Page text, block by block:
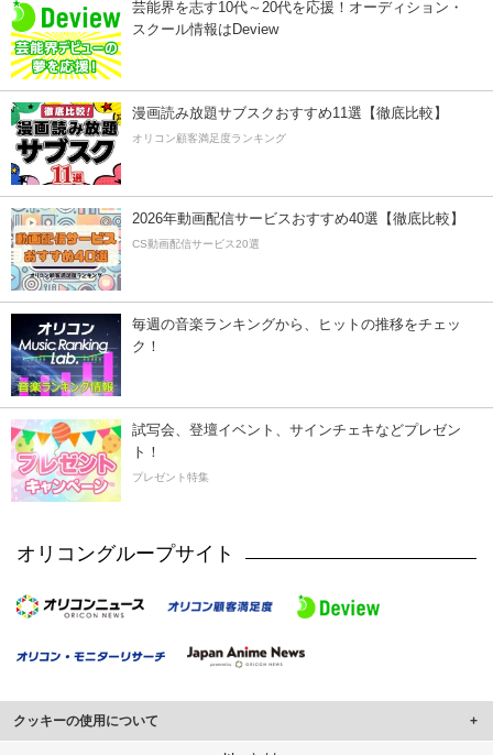
芸能界を志す10代～20代を応援！オーディション・
スクール情報はDeview
漫画読み放題サブスクおすすめ11選【徹底比較】
オリコン顧客満足度ランキング
2026年動画配信サービスおすすめ40選【徹底比較】
CS動画配信サービス20選
毎週の音楽ランキングから、ヒットの推移をチェッ
ク！
試写会、登壇イベント、サインチェキなどプレゼン
ト！
プレゼント特集
オリコングループサイト
クッキーの使用について